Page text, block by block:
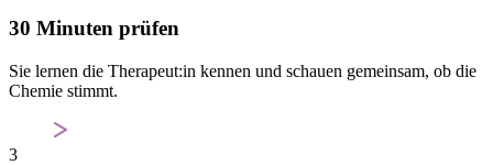
30 Minuten prüfen
Sie lernen die Therapeut:in kennen und schauen gemeinsam, ob die
Chemie stimmt.
3